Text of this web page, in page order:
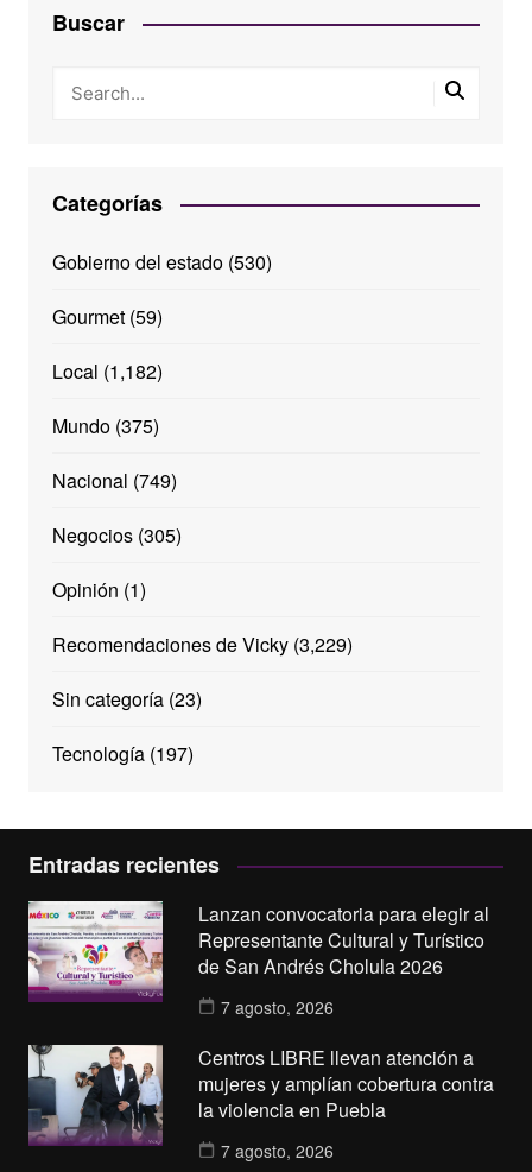
Buscar
Categorías
Gobierno del estado(530)
Gourmet(59)
Local (1,182)
Mundo(375)
Nacional (749)
Negocios(305)
Opinión (1)
Recomendaciones de Vicky(3,229)
Sin categoría(23)
Tecnología(197)
Entradas recientes
Lanzan convocatoria para elegir al
Representante Cultural y Turístico
de San Andrés Cholula 2026
7 agosto, 2026
Centros LIBRE llevan atención a
mujeres y amplían cobertura contra
la violencia en Puebla
7 agosto, 2026